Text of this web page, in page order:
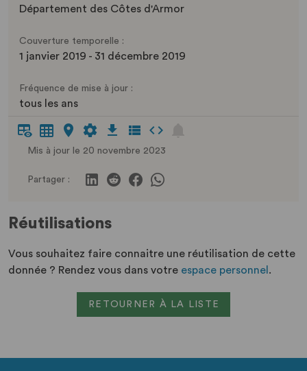
Département des Côtes d'Armor
Couverture temporelle :
1 janvier 2019 - 31 décembre 2019
Fréquence de mise à jour :
tous les ans
Mis à jour le 20 novembre 2023
Partager :
Réutilisations
Vous souhaitez faire connaitre une réutilisation de cette
donnée ? Rendez vous dans votre espace personnel .
RETOURNER À LA LISTE